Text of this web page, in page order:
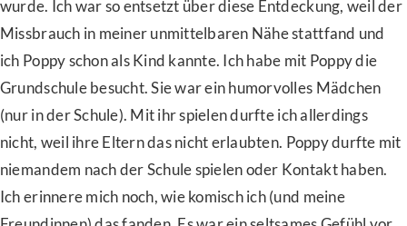
wurde. Ich war so entsetzt über diese Entdeckung, weil der
Missbrauch in meiner unmittelbaren Nähe stattfand und
ich Poppy schon als Kind kannte. Ich habe mit Poppy die
Grundschule besucht. Sie war ein humorvolles Mädchen
(nur in der Schule). Mit ihr spielen durfte ich allerdings
nicht, weil ihre Eltern das nicht erlaubten. Poppy durfte mit
niemandem nach der Schule spielen oder Kontakt haben.
Ich erinnere mich noch, wie komisch ich (und meine